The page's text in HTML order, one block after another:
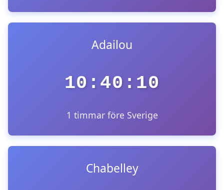
Adailou
10:40:10
1 timmar före Sverige
Chabelley